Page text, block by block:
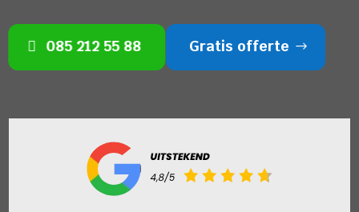
085 212 55 88 Gratis offerte